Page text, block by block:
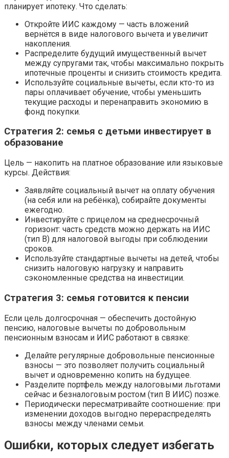
планирует ипотеку. Что сделать:
Откройте ИИС каждому — часть вложений
вернётся в виде налогового вычета и увеличит
накопления.
Распределите будущий имущественный вычет
между супругами так, чтобы максимально покрыть
ипотечные проценты и снизить стоимость кредита.
Используйте социальные вычеты, если кто-то из
пары оплачивает обучение, чтобы уменьшить
текущие расходы и перенаправить экономию в
фонд покупки.
Стратегия 2: семья с детьми инвестирует в
образование
Цель — накопить на платное образование или языковые
курсы. Действия:
Заявляйте социальный вычет на оплату обучения
(на себя или на ребёнка), собирайте документы
ежегодно.
Инвестируйте с прицелом на среднесрочный
горизонт: часть средств можно держать на ИИС
(тип B) для налоговой выгоды при соблюдении
сроков.
Используйте стандартные вычеты на детей, чтобы
снизить налоговую нагрузку и направить
сэкономленные средства на инвестиции.
Стратегия 3: семья готовится к пенсии
Если цель долгосрочная — обеспечить достойную
пенсию, налоговые вычеты по добровольным
пенсионным взносам и ИИС работают в связке:
Делайте регулярные добровольные пенсионные
взносы — это позволяет получить социальный
вычет и одновременно копить на будущее.
Разделите портфель между налоговыми льготами
сейчас и безналоговым ростом (тип B ИИС) позже.
Периодически пересматривайте соотношение: при
изменении доходов выгодно перераспределять
взносы между членами семьи.
Ошибки, которых следует избегать